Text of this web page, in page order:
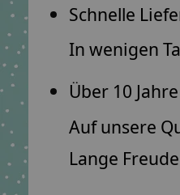
Schnelle
In wenigen
Über 10
Auf unsere
Lange